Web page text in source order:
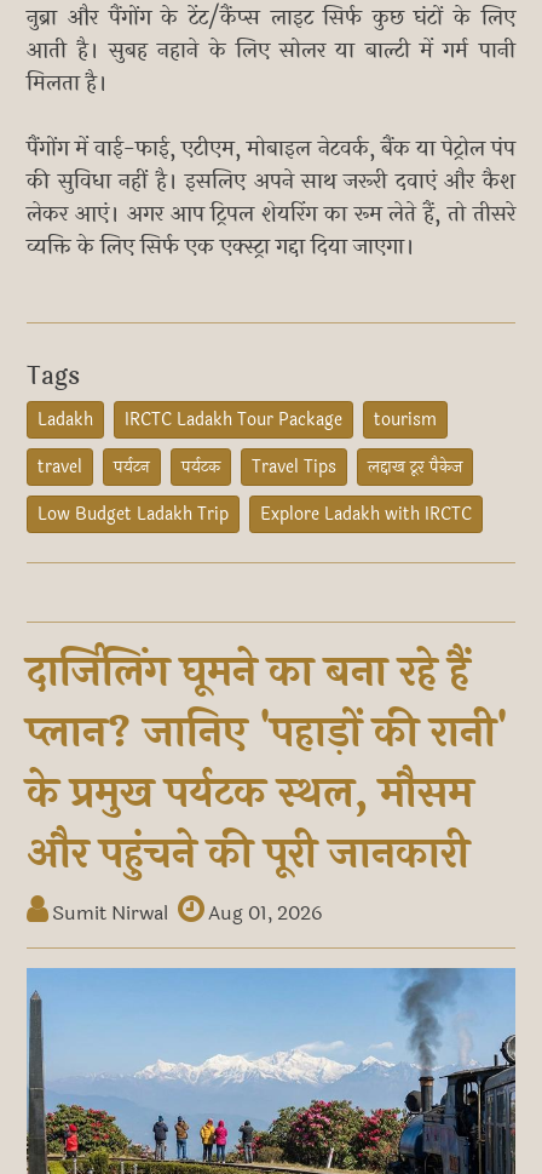
नुब्रा और पैंगोंग के टेंट/कैंप्स लाइट सिर्फ कुछ घंटों के लिए
आती है। सुबह नहाने के लिए सोलर या बाल्टी में गर्म पानी
मिलता है।
पैंगोंग में वाई-फाई, एटीएम, मोबाइल नेटवर्क, बैंक या पेट्रोल पंप
की सुविधा नहीं है। इसलिए अपने साथ जरूरी दवाएं और कैश
लेकर आएं। अगर आप ट्रिपल शेयरिंग का रूम लेते हैं, तो तीसरे
व्यक्ति के लिए सिर्फ एक एक्स्ट्रा गद्दा दिया जाएगा।
Tags
Ladakh IRCTC Ladakh Tour Package
tourism
travel
पर्यटन पर्यटक Travel Tips
लद्दाख टूर पैकेज
Low Budget Ladakh Trip
Explore Ladakh with IRCTC
दार्जिलिंग घूमने का बना रहे हैं
प्लान? जानिए 'पहाड़ों की रानी'
के प्रमुख पर्यटक स्थल, मौसम
और पहुंचने की पूरी जानकारी
Sumit Nirwal Aug 01, 2026